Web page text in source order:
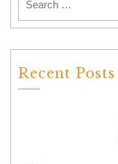
Recent Posts